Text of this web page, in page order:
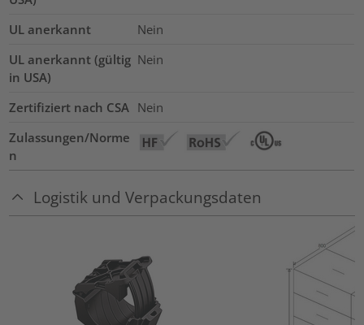
UL anerkannt
Nein
UL anerkannt (gültig
in USA)
Nein
Zertifiziert nach CSA Nein
Zulassungen/Norme
n
Logistik und Verpackungsdaten